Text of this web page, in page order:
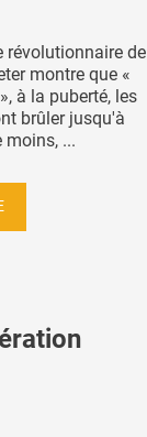
révolutionnaire de
montre que «
à la puberté, les
brûler jusqu'à
moins, ...